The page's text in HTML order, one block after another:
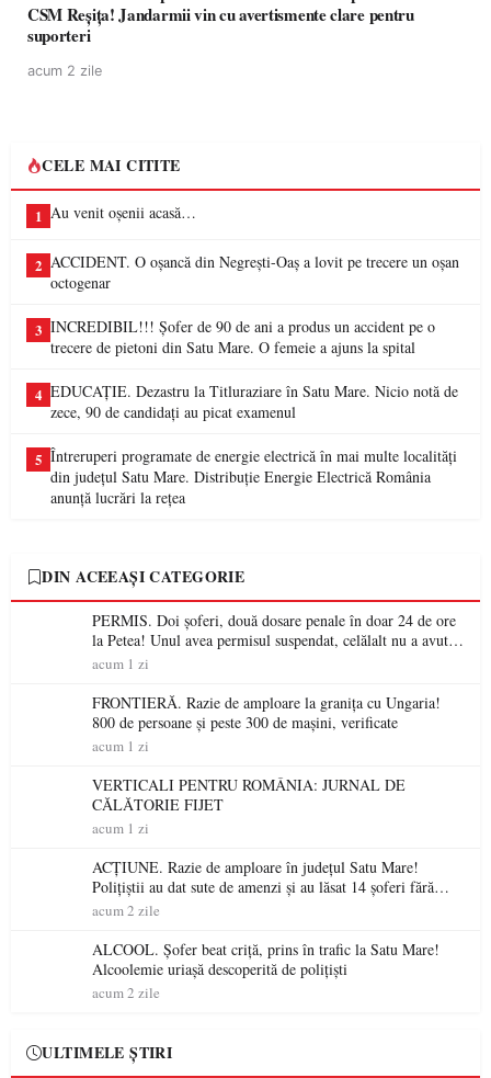
CSM Reșița! Jandarmii vin cu avertismente clare pentru
suporteri
acum 2 zile
CELE MAI CITITE
1 Au venit oșenii acasă…
2 ACCIDENT. O oșancă din Negrești-Oaș a lovit pe trecere un oșan
octogenar
3 INCREDIBIL!!! Șofer de 90 de ani a produs un accident pe o
trecere de pietoni din Satu Mare. O femeie a ajuns la spital
4 EDUCAȚIE. Dezastru la Titluraziare în Satu Mare. Nicio notă de
zece, 90 de candidați au picat examenul
5 Întreruperi programate de energie electrică în mai multe localități
din județul Satu Mare. Distribuție Energie Electrică România
anunță lucrări la rețea
DIN ACEEAȘI CATEGORIE
PERMIS. Doi șoferi, două dosare penale în doar 24 de ore
la Petea! Unul avea permisul suspendat, celălalt nu a avut
niciodată permis
acum 1 zi
FRONTIERĂ. Razie de amploare la granița cu Ungaria!
800 de persoane și peste 300 de mașini, verificate
acum 1 zi
VERTICALI PENTRU ROMÂNIA: JURNAL DE
CĂLĂTORIE FIJET
acum 1 zi
ACȚIUNE. Razie de amploare în județul Satu Mare!
Polițiștii au dat sute de amenzi și au lăsat 14 șoferi fără
permis într-o singură zi
acum 2 zile
ALCOOL. Șofer beat criță, prins în trafic la Satu Mare!
Alcoolemie uriașă descoperită de polițiști
acum 2 zile
ULTIMELE ȘTIRI